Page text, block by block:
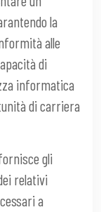
la
alle
di
informatica
di carriera
gli
relativi
a